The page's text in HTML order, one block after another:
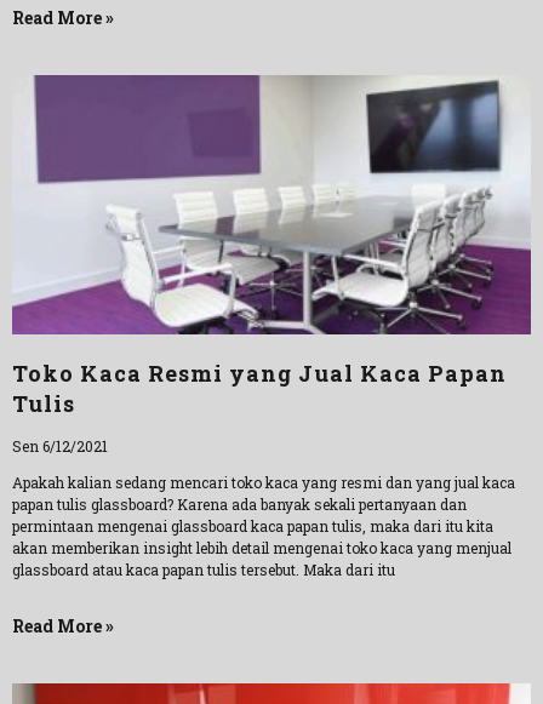
Read More »
Toko Kaca Resmi yang Jual Kaca Papan
Tulis
Sen 6/12/2021
Apakah kalian sedang mencari toko kaca yang resmi dan yang jual kaca
papan tulis glassboard? Karena ada banyak sekali pertanyaan dan
permintaan mengenai glassboard kaca papan tulis, maka dari itu kita
akan memberikan insight lebih detail mengenai toko kaca yang menjual
glassboard atau kaca papan tulis tersebut. Maka dari itu
Read More »